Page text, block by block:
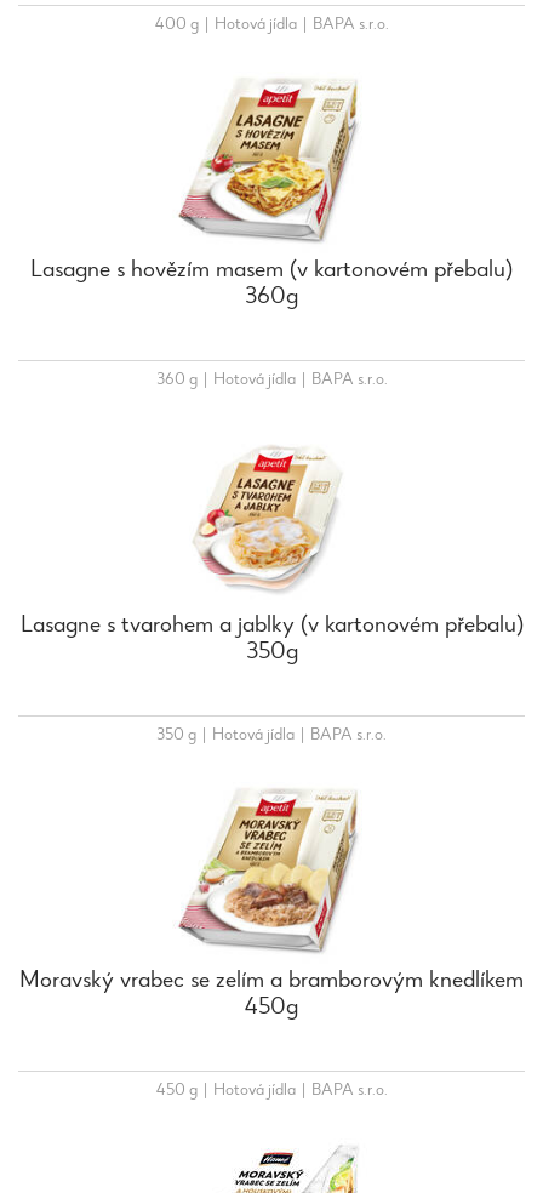
400 g Hotová jídla BAPA s.r.o.
Lasagne s hovězím masem (v kartonovém přebalu)
360g
360 g Hotová jídla BAPA s.r.o.
Lasagne s tvarohem a jablky (v kartonovém přebalu)
350g
350 g Hotová jídla BAPA s.r.o.
Moravský vrabec se zelím a bramborovým knedlíkem
450g
450 g Hotová jídla BAPA s.r.o.